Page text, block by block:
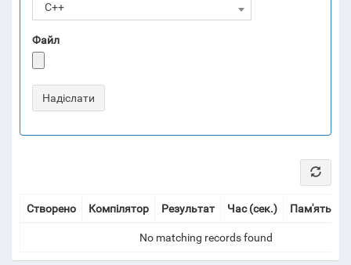
C++
Файл
Створено Компілятор Результат Час (сек.) Пам'ять
No matching records found